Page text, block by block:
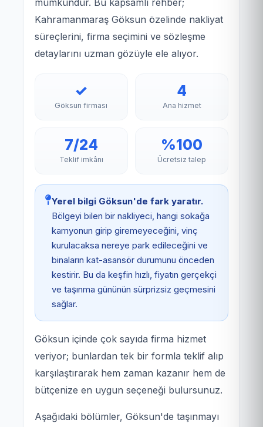
mümkündür. Bu kapsamlı rehber;
Kahramanmaraş Göksun özelinde nakliyat
süreçlerini, firma seçimini ve sözleşme
detaylarını uzman gözüyle ele alıyor.
✓
Göksun firması
4
Ana hizmet
7/24
Teklif imkânı
%100
Ücretsiz talep
Yerel bilgi Göksun'de fark yaratır.
Bölgeyi bilen bir nakliyeci, hangi sokağa
kamyonun girip giremeyeceğini, vinç
kurulacaksa nereye park edileceğini ve
binaların kat-asansör durumunu önceden
kestirir. Bu da keşfin hızlı, fiyatın gerçekçi
ve taşınma gününün sürprizsiz geçmesini
sağlar.
Göksun içinde çok sayıda firma hizmet
veriyor; bunlardan tek bir formla teklif alıp
karşılaştırarak hem zaman kazanır hem de
bütçenize en uygun seçeneği bulursunuz.
Aşağıdaki bölümler, Göksun'de taşınmayı